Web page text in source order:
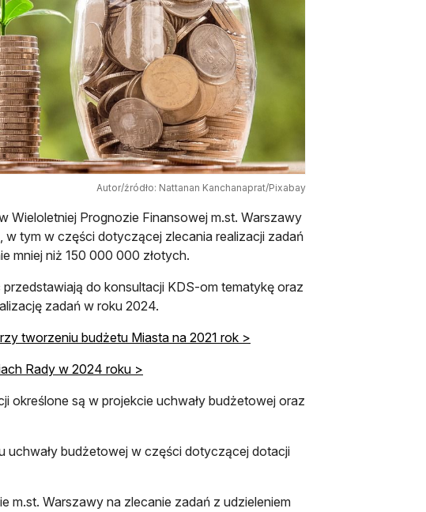
Autor/źródło: Nattanan Kanchanaprat/Pixabay
Wieloletniej Prognozie Finansowej m.st. Warszawy
tym w części dotyczącej zlecania realizacji zadań
mniej niż 150 000 000 złotych.
do konsultacji KDS-om tematykę oraz
zadań w roku 2024.
tworzeniu budżetu Miasta na 2021 rok >
Rady w 2024 roku >
określone są w projekcie uchwały budżetowej oraz
budżetowej w części dotyczącej dotacji
m.st. Warszawy na zlecanie zadań z udzieleniem